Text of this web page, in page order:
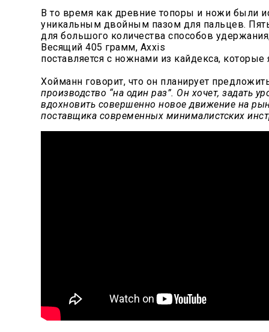
В то время как древние топоры и ножи были
уникальным двойным пазом для пальцев.
для большого количества способов
Весящий 405 грамм, Axxis
поставляется с ножнами из кайдекса,
Хойманн говорит, что он планирует
производство “на один раз”. Он хочет,
вдохновить совершенно новое движение на
поставщика современных минималистских